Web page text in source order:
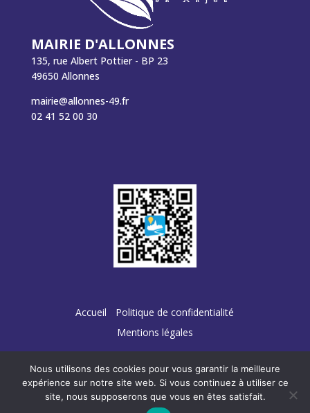
MAIRIE D'ALLONNES
135, rue Albert Pottier - BP 23
49650 Allonnes
mairie@allonnes-49.fr
02 41 52 00 30
Accueil
Politique de confidentialité
Mentions légales
Conception :TERRE DE PIXELS
Nous utilisons des cookies pour vous garantir la meilleure
expérience sur notre site web. Si vous continuez à utiliser ce
site, nous supposerons que vous en êtes satisfait.